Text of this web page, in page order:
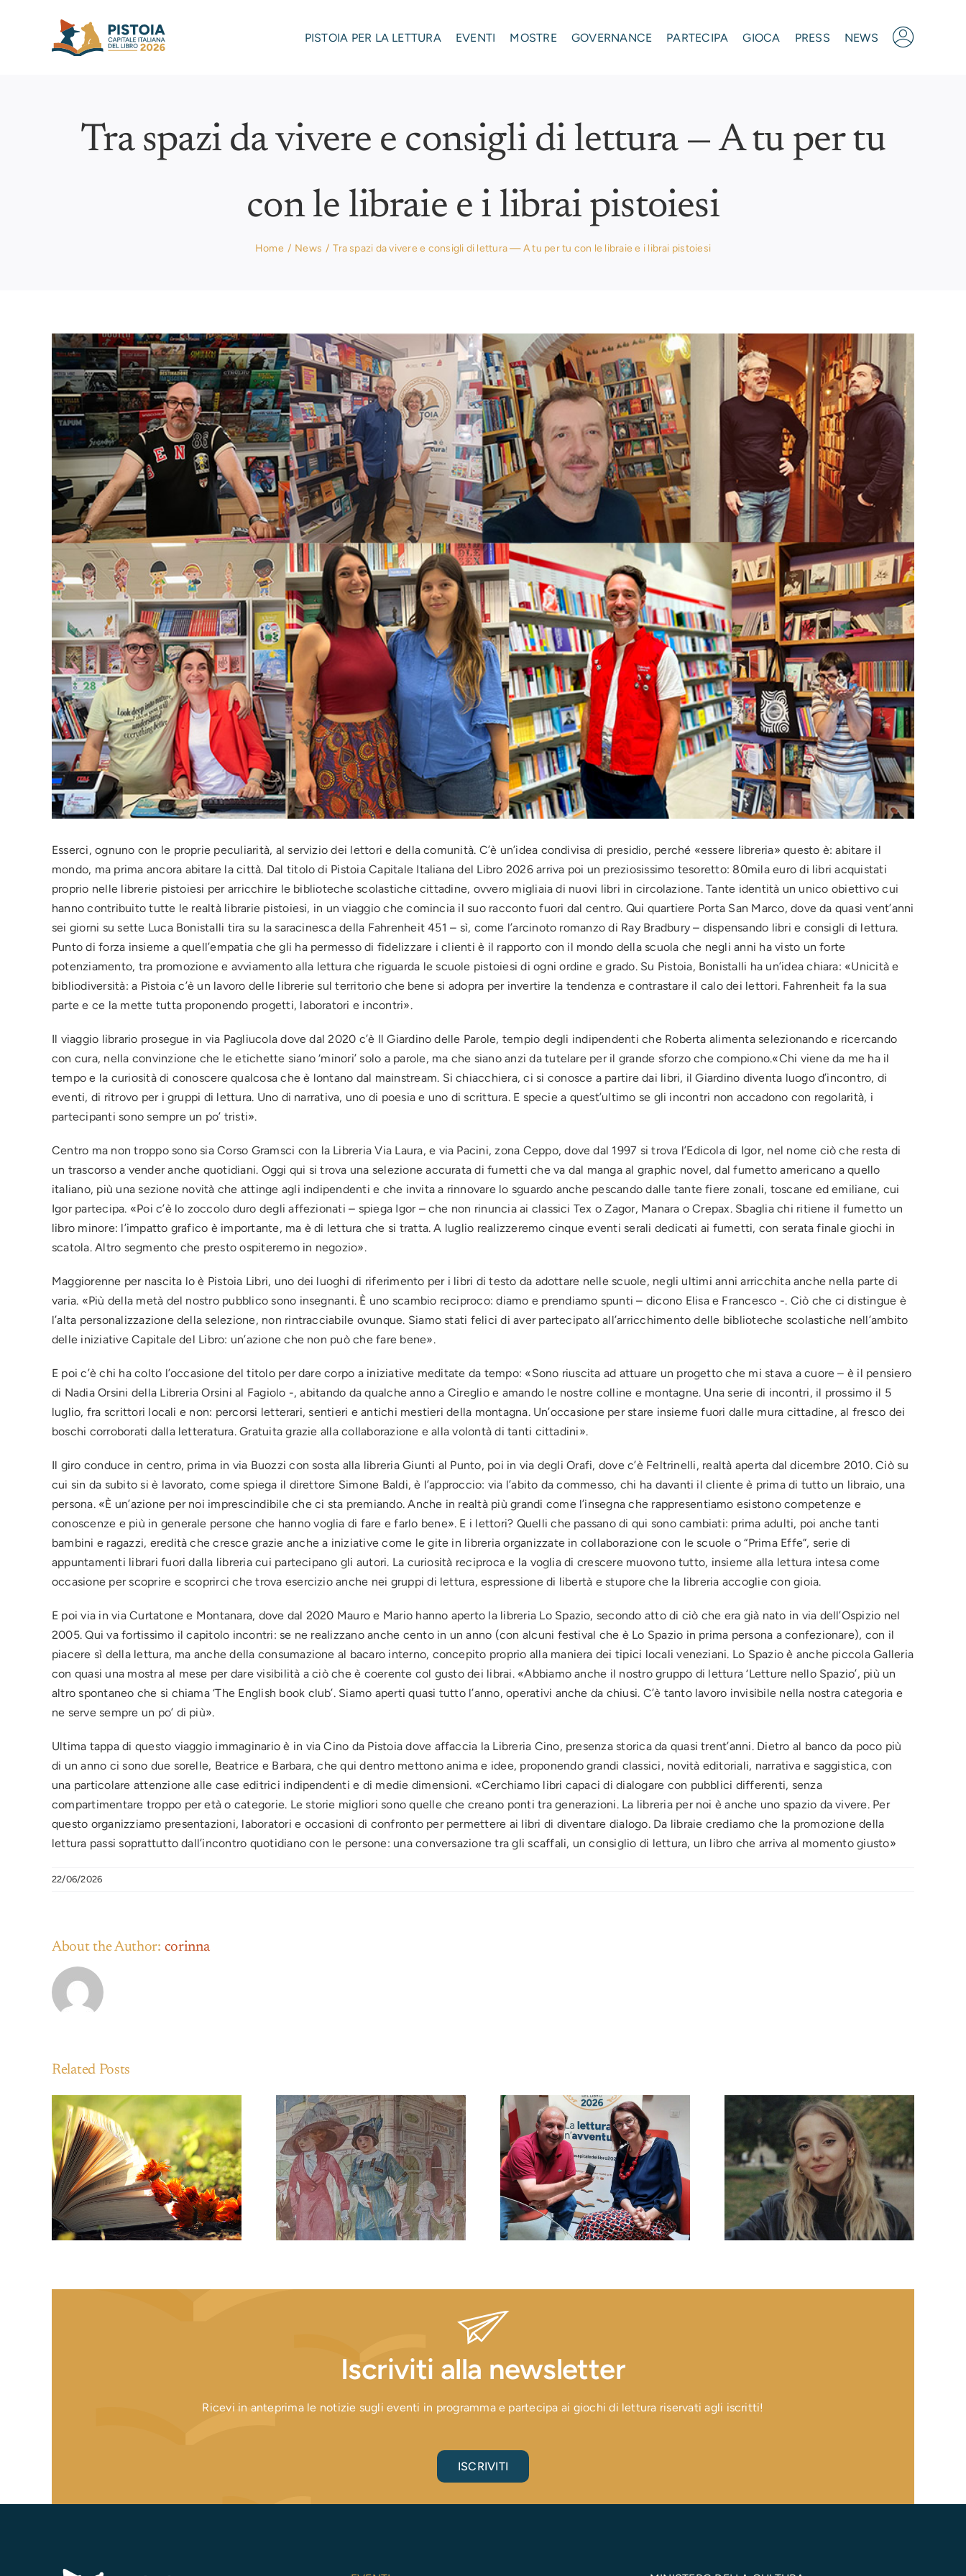
PISTOIA PER LA LETTURA EVENTI MOSTRE GOVERNANCE PARTECIPA GIOCA PRESS NEWS
Tra spazi da vivere e consigli di lettura — A tu per tu
con le libraie e i librai pistoiesi
Home News Tra spazi da vivere e consigli di lettura — A tu per tu con le libraie e i librai pistoiesi
View
Larger
Image
Esserci, ognuno con le proprie peculiarità, al servizio dei lettori e della comunità. C’è un’idea condivisa di presidio, perché «essere libreria» questo è: abitare il
mondo, ma prima ancora abitare la città. Dal titolo di Pistoia Capitale Italiana del Libro 2026 arriva poi un preziosissimo tesoretto: 80mila euro di libri acquistati
proprio nelle librerie pistoiesi per arricchire le biblioteche scolastiche cittadine, ovvero migliaia di nuovi libri in circolazione. Tante identità un unico obiettivo cui
hanno contribuito tutte le realtà librarie pistoiesi, in un viaggio che comincia il suo racconto fuori dal centro. Qui quartiere Porta San Marco, dove da quasi vent’anni
sei giorni su sette Luca Bonistalli tira su la saracinesca della Fahrenheit 451 – sì, come l’arcinoto romanzo di Ray Bradbury – dispensando libri e consigli di lettura.
Punto di forza insieme a quell’empatia che gli ha permesso di fidelizzare i clienti è il rapporto con il mondo della scuola che negli anni ha visto un forte
potenziamento, tra promozione e avviamento alla lettura che riguarda le scuole pistoiesi di ogni ordine e grado. Su Pistoia, Bonistalli ha un’idea chiara: «Unicità e
bibliodiversità: a Pistoia c’è un lavoro delle librerie sul territorio che bene si adopra per invertire la tendenza e contrastare il calo dei lettori. Fahrenheit fa la sua
parte e ce la mette tutta proponendo progetti, laboratori e incontri».
Il viaggio librario prosegue in via Pagliucola dove dal 2020 c’è Il Giardino delle Parole, tempio degli indipendenti che Roberta alimenta selezionando e ricercando
con cura, nella convinzione che le etichette siano ‘minori’ solo a parole, ma che siano anzi da tutelare per il grande sforzo che compiono.«Chi viene da me ha il
tempo e la curiosità di conoscere qualcosa che è lontano dal mainstream. Si chiacchiera, ci si conosce a partire dai libri, il Giardino diventa luogo d’incontro, di
eventi, di ritrovo per i gruppi di lettura. Uno di narrativa, uno di poesia e uno di scrittura. E specie a quest’ultimo se gli incontri non accadono con regolarità, i
partecipanti sono sempre un po’ tristi».
Centro ma non troppo sono sia Corso Gramsci con la Libreria Via Laura, e via Pacini, zona Ceppo, dove dal 1997 si trova l’Edicola di Igor, nel nome ciò che resta di
un trascorso a vender anche quotidiani. Oggi qui si trova una selezione accurata di fumetti che va dal manga al graphic novel, dal fumetto americano a quello
italiano, più una sezione novità che attinge agli indipendenti e che invita a rinnovare lo sguardo anche pescando dalle tante fiere zonali, toscane ed emiliane, cui
Igor partecipa. «Poi c’è lo zoccolo duro degli affezionati – spiega Igor – che non rinuncia ai classici Tex o Zagor, Manara o Crepax. Sbaglia chi ritiene il fumetto un
libro minore: l’impatto grafico è importante, ma è di lettura che si tratta. A luglio realizzeremo cinque eventi serali dedicati ai fumetti, con serata finale giochi in
scatola. Altro segmento che presto ospiteremo in negozio».
Maggiorenne per nascita lo è Pistoia Libri, uno dei luoghi di riferimento per i libri di testo da adottare nelle scuole, negli ultimi anni arricchita anche nella parte di
varia. «Più della metà del nostro pubblico sono insegnanti. È uno scambio reciproco: diamo e prendiamo spunti – dicono Elisa e Francesco -. Ciò che ci distingue è
l’alta personalizzazione della selezione, non rintracciabile ovunque. Siamo stati felici di aver partecipato all’arricchimento delle biblioteche scolastiche nell’ambito
delle iniziative Capitale del Libro: un’azione che non può che fare bene».
E poi c’è chi ha colto l’occasione del titolo per dare corpo a iniziative meditate da tempo: «Sono riuscita ad attuare un progetto che mi stava a cuore – è il pensiero
di Nadia Orsini della Libreria Orsini al Fagiolo -, abitando da qualche anno a Cireglio e amando le nostre colline e montagne. Una serie di incontri, il prossimo il 5
luglio, fra scrittori locali e non: percorsi letterari, sentieri e antichi mestieri della montagna. Un’occasione per stare insieme fuori dalle mura cittadine, al fresco dei
boschi corroborati dalla letteratura. Gratuita grazie alla collaborazione e alla volontà di tanti cittadini».
Il giro conduce in centro, prima in via Buozzi con sosta alla libreria Giunti al Punto, poi in via degli Orafi, dove c’è Feltrinelli, realtà aperta dal dicembre 2010. Ciò su
cui sin da subito si è lavorato, come spiega il direttore Simone Baldi, è l’approccio: via l’abito da commesso, chi ha davanti il cliente è prima di tutto un libraio, una
persona. «È un’azione per noi imprescindibile che ci sta premiando. Anche in realtà più grandi come l’insegna che rappresentiamo esistono competenze e
conoscenze e più in generale persone che hanno voglia di fare e farlo bene». E i lettori? Quelli che passano di qui sono cambiati: prima adulti, poi anche tanti
bambini e ragazzi, eredità che cresce grazie anche a iniziative come le gite in libreria organizzate in collaborazione con le scuole o “Prima Effe”, serie di
appuntamenti librari fuori dalla libreria cui partecipano gli autori. La curiosità reciproca e la voglia di crescere muovono tutto, insieme alla lettura intesa come
occasione per scoprire e scoprirci che trova esercizio anche nei gruppi di lettura, espressione di libertà e stupore che la libreria accoglie con gioia.
E poi via in via Curtatone e Montanara, dove dal 2020 Mauro e Mario hanno aperto la libreria Lo Spazio, secondo atto di ciò che era già nato in via dell’Ospizio nel
2005. Qui va fortissimo il capitolo incontri: se ne realizzano anche cento in un anno (con alcuni festival che è Lo Spazio in prima persona a confezionare), con il
piacere sì della lettura, ma anche della consumazione al bacaro interno, concepito proprio alla maniera dei tipici locali veneziani. Lo Spazio è anche piccola Galleria
con quasi una mostra al mese per dare visibilità a ciò che è coerente col gusto dei librai. «Abbiamo anche il nostro gruppo di lettura ‘Letture nello Spazio’, più un
altro spontaneo che si chiama ‘The English book club’. Siamo aperti quasi tutto l’anno, operativi anche da chiusi. C’è tanto lavoro invisibile nella nostra categoria e
ne serve sempre un po’ di più».
Ultima tappa di questo viaggio immaginario è in via Cino da Pistoia dove affaccia la Libreria Cino, presenza storica da quasi trent’anni. Dietro al banco da poco più
di un anno ci sono due sorelle, Beatrice e Barbara, che qui dentro mettono anima e idee, proponendo grandi classici, novità editoriali, narrativa e saggistica, con
una particolare attenzione alle case editrici indipendenti e di medie dimensioni. «Cerchiamo libri capaci di dialogare con pubblici differenti, senza
compartimentare troppo per età o categorie. Le storie migliori sono quelle che creano ponti tra generazioni. La libreria per noi è anche uno spazio da vivere. Per
questo organizziamo presentazioni, laboratori e occasioni di confronto per permettere ai libri di diventare dialogo. Da libraie crediamo che la promozione della
lettura passi soprattutto dall’incontro quotidiano con le persone: una conversazione tra gli scaffali, un consiglio di lettura, un libro che arriva al momento giusto»
22/06/2026
About the Author: corinna
Related Posts
Una storia di moda
— Abiti e curiosità in
biblioteca
La voce dei libri —
Guida radiofonica
agli eventi di Pistoia
Capitale del Libro
Tra farfalle e libri
colorati — La
creatività e l’amore
per la natura nelle
illustrazioni di Sara
Masiani
L’avventura di Luglio
e Agosto
Iscriviti alla newsletter
Ricevi in anteprima le notizie sugli eventi in programma e partecipa ai giochi di lettura riservati agli iscritti!
ISCRIVITI